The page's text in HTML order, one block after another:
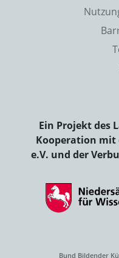
Ein Projekt des
Kooperation mit
e.V. und der
Bund Bildender